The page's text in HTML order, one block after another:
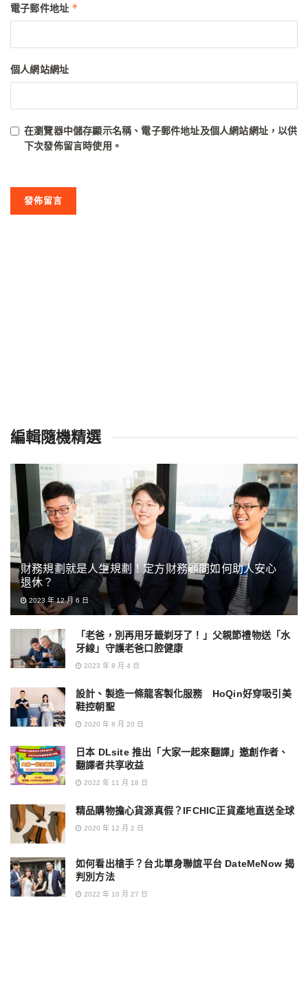
電子郵件地址 *
個人網站網址
在瀏覽器中儲存顯示名稱、電子郵件地址及個人網站網址，以供
下次發佈留言時使用。
編輯隨機精選
財務規劃就是人生規劃！定方財務顧問如何助人安心
退休？
2023 年 12 月 6 日
「老爸，別再用牙籤剃牙了！」父親節禮物送「水
牙線」守護老爸口腔健康
2023 年 8 月 4 日
設計、製造一條龍客製化服務 HoQin好穿吸引美
鞋控朝聖
2020 年 8 月 20 日
日本 DLsite 推出「大家一起來翻譯」邀創作者、
翻譯者共享收益
2022 年 11 月 18 日
精品購物擔心貨源真假？IFCHIC正貨產地直送全球
2020 年 12 月 2 日
如何看出槍手？台北單身聯誼平台 DateMeNow 揭
判別方法
2022 年 10 月 27 日